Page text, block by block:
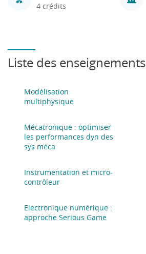
4 crédits
Liste des enseignements
Modélisation
multiphysique
Mécatronique : optimiser
les performances dyn des
sys méca
Instrumentation et micro-
contrôleur
Electronique numérique :
approche Serious Game